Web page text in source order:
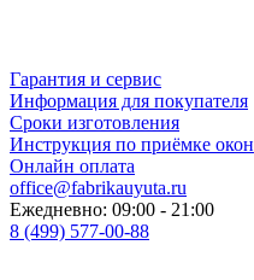
Гарантия и сервис
Информация для покупателя
Сроки изготовления
Инструкция по приёмке окон
Онлайн оплата
office@fabrikauyuta.ru
Ежедневно: 09:00 - 21:00
8 (499) 577-00-88